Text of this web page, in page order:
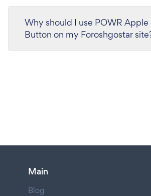
Why should I use POWR Apple
Button on my Foroshgostar
Main
Blog